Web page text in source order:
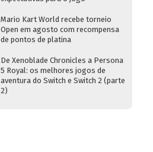
Mario Kart World recebe torneio
Open em agosto com recompensa
de pontos de platina
De Xenoblade Chronicles a Persona
5 Royal: os melhores jogos de
aventura do Switch e Switch 2 (parte
2)